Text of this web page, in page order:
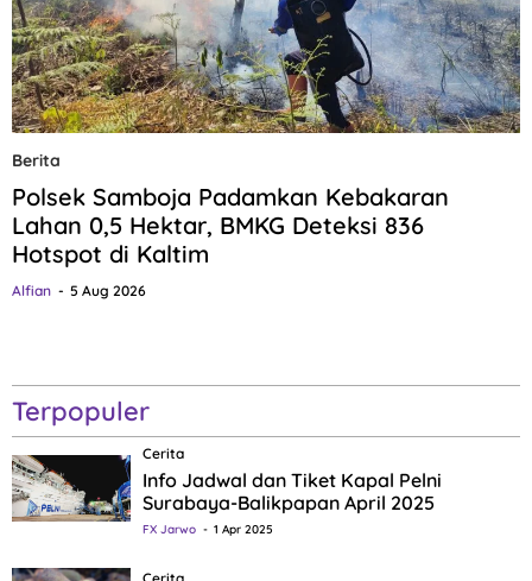
Berita
Polsek Samboja Padamkan Kebakaran
Lahan 0,5 Hektar, BMKG Deteksi 836
Hotspot di Kaltim
Alfian 5 Aug 2026
Terpopuler
Cerita
Info Jadwal dan Tiket Kapal Pelni
Surabaya-Balikpapan April 2025
FX Jarwo 1 Apr 2025